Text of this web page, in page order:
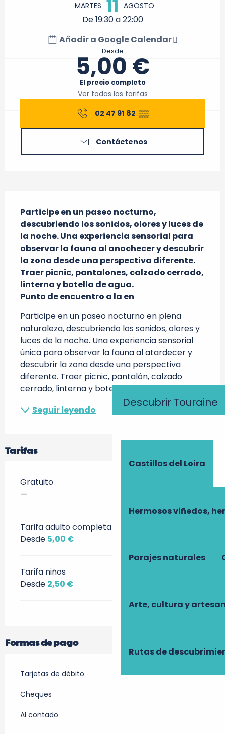
Descubrir Touraine
Castillos del Loira
Hermosos viñedos,
Parajes naturales
Arte, cultura y
Rutas de
MARTES 11 AGOSTO
De 19:30 a 22:00
Añadir a Google Calendar
Desde
5,00 €
El precio completo
Ver todas las tarifas
02 47 91 82 ▒▒
Contáctenos
Participe en un paseo nocturno,
descubriendo los sonidos, olores y luces de
la noche. Una experiencia sensorial para
observar la fauna al anochecer y descubrir
la zona desde una perspectiva diferente.
Traer picnic, pantalones, calzado cerrado,
linterna y botella de agua.
Punto de encuentro a la en
Participe en un paseo nocturno en plena
naturaleza, descubriendo los sonidos, olores y
luces de la noche. Una experiencia sensorial
única para observar la fauna al atardecer y
descubrir la zona desde una perspectiva
diferente. Traer picnic, pantalón, calzado
cerrado, linterna y botella de agua. No...
Seguir leyendo
Tarifas
Gratuito
—
Tarifa adulto completa
Desde 5,00 €
Tarifa niños
Desde 2,50 €
Formas de pago
Tarjetas de débito
Cheques
Al contado